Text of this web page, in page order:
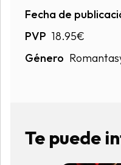
Fecha de
PVP 18.95€
Género
Te puede